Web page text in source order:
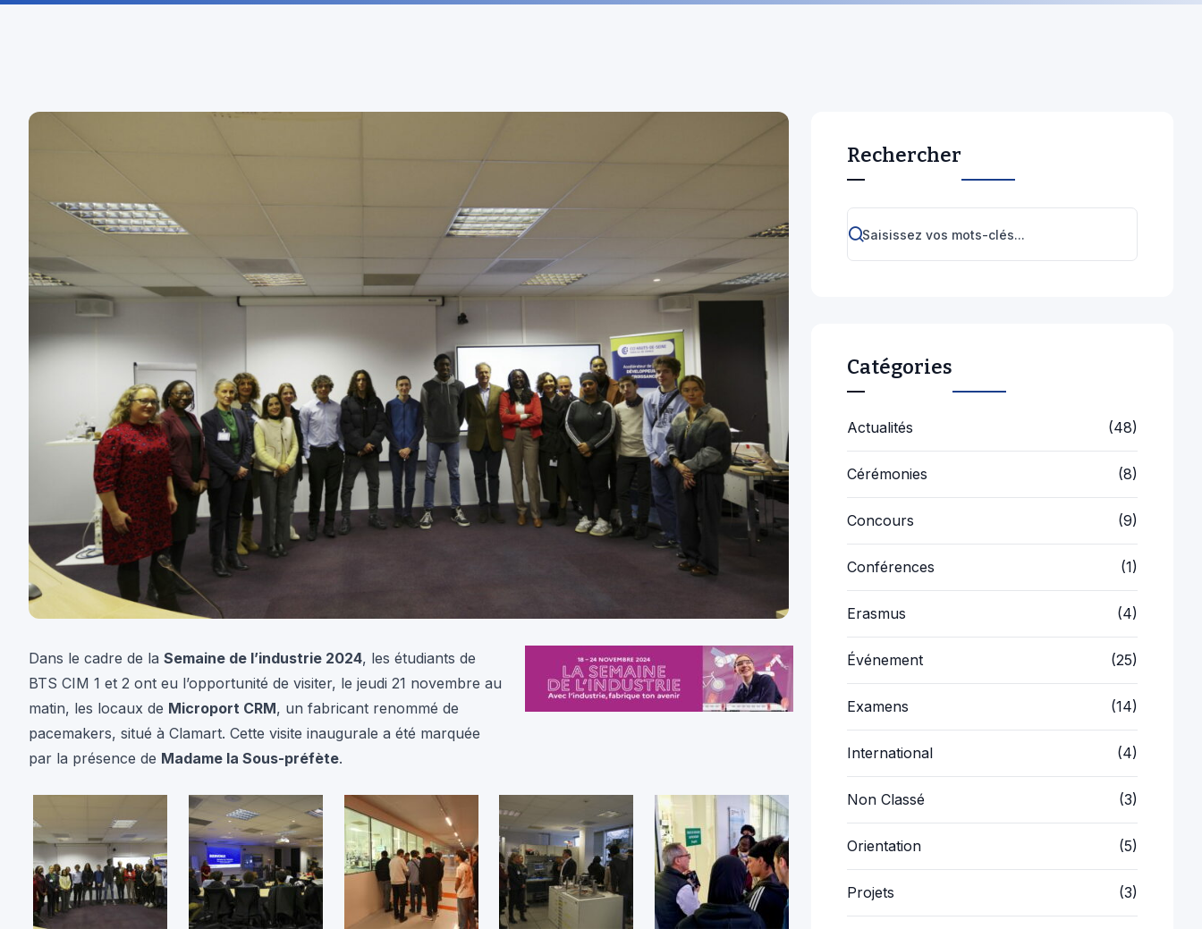
Dans le cadre de la Semaine de l’industrie 2024, les étudiants de
BTS CIM 1 et 2 ont eu l’opportunité de visiter, le jeudi 21 novembre au
matin, les locaux de Microport CRM, un fabricant renommé de
pacemakers, situé à Clamart. Cette visite inaugurale a été marquée
par la présence de Madame la Sous-préfète.
Rechercher
Catégories
Actualités (48)
Cérémonies (8)
Concours (9)
Conférences (1)
Erasmus (4)
Événement (25)
Examens (14)
International (4)
Non Classé (3)
Orientation (5)
Projets (3)